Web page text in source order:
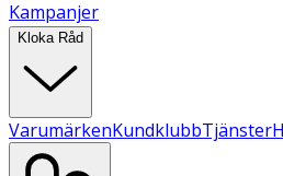
Kampanjer
Kloka Råd
VarumärkenKundklubbTjänster